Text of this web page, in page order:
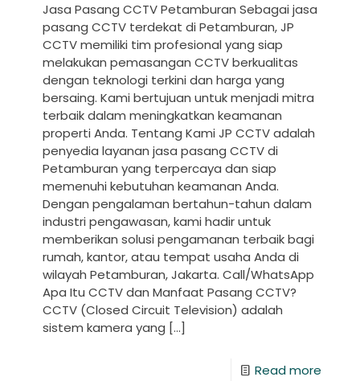
Jasa Pasang CCTV Petamburan Sebagai jasa
pasang CCTV terdekat di Petamburan, JP
CCTV memiliki tim profesional yang siap
melakukan pemasangan CCTV berkualitas
dengan teknologi terkini dan harga yang
bersaing. Kami bertujuan untuk menjadi mitra
terbaik dalam meningkatkan keamanan
properti Anda. Tentang Kami JP CCTV adalah
penyedia layanan jasa pasang CCTV di
Petamburan yang terpercaya dan siap
memenuhi kebutuhan keamanan Anda.
Dengan pengalaman bertahun-tahun dalam
industri pengawasan, kami hadir untuk
memberikan solusi pengamanan terbaik bagi
rumah, kantor, atau tempat usaha Anda di
wilayah Petamburan, Jakarta. Call/WhatsApp
Apa Itu CCTV dan Manfaat Pasang CCTV?
CCTV (Closed Circuit Television) adalah
sistem kamera yang […]
Read more